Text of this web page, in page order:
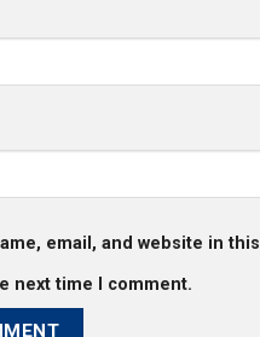
email, and website in this
next time I comment.